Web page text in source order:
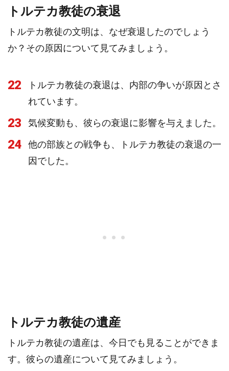
トルテカ教徒の衰退
トルテカ教徒の文明は、なぜ衰退したのでしょう
か？その原因について見てみましょう。
22
トルテカ教徒の衰退は、内部の争いが原因とさ
れています。
23 気候変動も、彼らの衰退に影響を与えました。
24
他の部族との戦争も、トルテカ教徒の衰退の一
因でした。
トルテカ教徒の遺産
トルテカ教徒の遺産は、今日でも見ることができま
す。彼らの遺産について見てみましょう。